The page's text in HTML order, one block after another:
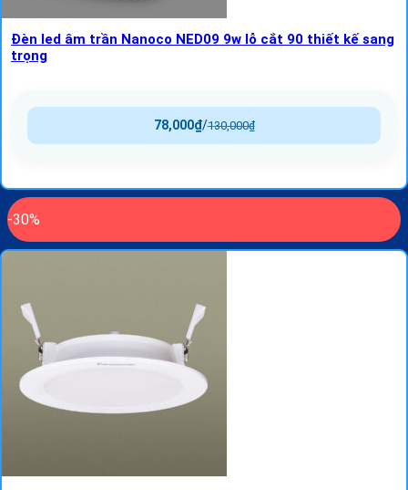
Đèn led âm trần Nanoco NED09 9w lỗ cắt 90 thiết kế sang
trọng
130,000₫
/
78,000₫
-30%